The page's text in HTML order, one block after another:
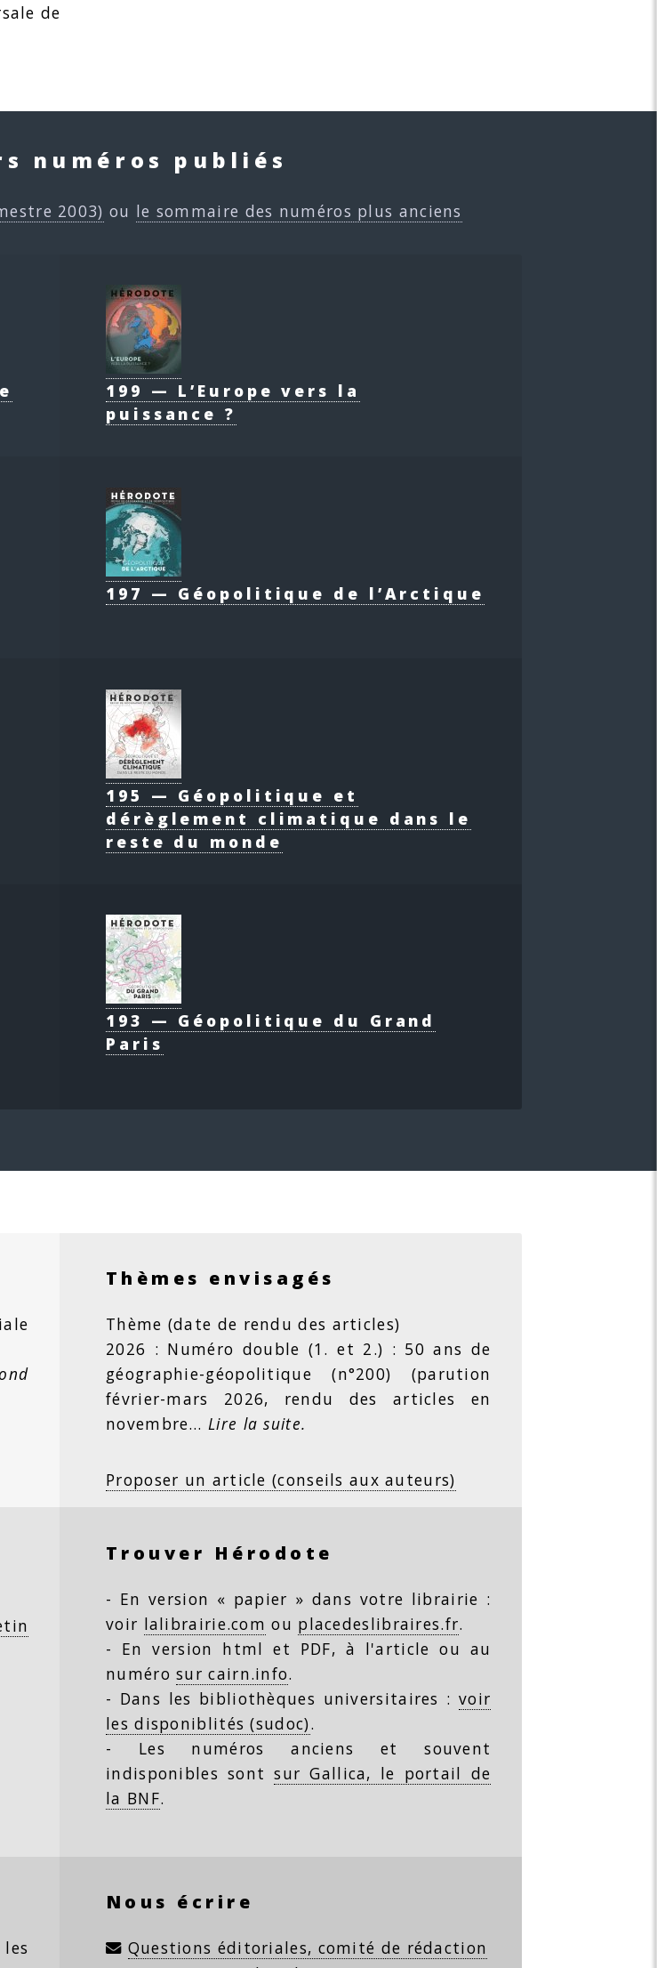
de
numéros publiés
2003) ou le sommaire des numéros plus anciens
199 — L’Europe vers la
puissance ?
197 — Géopolitique de l’Arctique
195 — Géopolitique et
dérèglement climatique dans le
reste du monde
193 — Géopolitique du Grand
Paris
Thèmes envisagés
Thème (date de rendu des articles)
2026 : Numéro double (1. et 2.) : 50 ans de
géographie-géopolitique (n°200) (parution
février-mars 2026, rendu des articles en
novembre…Lire la suite.
Proposer un article (conseils aux auteurs)
Trouver Hérodote
- En version « papier » dans votre librairie :
voir lalibrairie.com ou placedeslibraires.fr.
- En version html et PDF, à l'article ou au
numérosur cairn.info.
- Dans les bibliothèques universitaires :voir
les disponiblités (sudoc).
- Les numéros anciens et souvent
indisponibles sontsur Gallica, le portail de
la BNF.
Nous écrire
Questions éditoriales, comité de rédaction